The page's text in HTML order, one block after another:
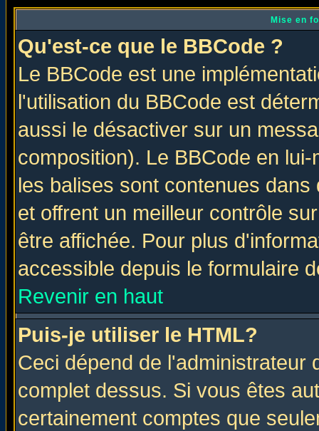
Mise en
Qu'est-ce que le BBCode ?
Le BBCode est une
l'utilisation du BBCode est
aussi le désactiver sur un
composition). Le BBCode en
les balises sont contenues
et offrent un meilleur contrôle
être affichée. Pour plus
accessible depuis le formulaire
Revenir en haut
Puis-je utiliser le HTML?
Ceci dépend de l'administrateur
complet dessus. Si vous êtes
certainement comptes que